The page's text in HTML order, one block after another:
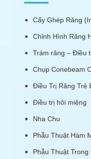
Cấy Ghép Răng
Chỉnh Hình Răng
Trám răng – Điều
Chụp Conebeam
Điều Trị Răng Trẻ
Điều trị hôi miệng
Nha Chu
Phẫu Thuật Hàm
Phẫu Thuật Trong